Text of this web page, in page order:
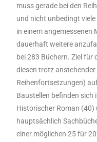
muss gerade bei den
und nicht unbedingt
in einem angemessenen
dauerhaft weitere
bei 283 Büchern. Ziel für
diesen trotz
Reihenfortsetzungen)
Baustellen befinden sich
Historischer Roman (40)
hauptsächlich
einer möglichen 25 für